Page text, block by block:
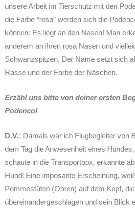
unsere Arbeit im Tierschutz mit den
die Farbe “rosa” werden sich die
können: Es liegt an den Nasen! Man
anderem an ihren rosa Nasen und
Schwanzspitzen. Der Name setzt sich
Rasse und der Farbe der Näschen.
Erzähl uns bitte von deiner ersten
Podenco!
D.V.: Damals war ich Flugbegleiter von
dem Tag die Anwesenheit eines
schaute in die Transportbox, erkannte
Hund! Eine imposante Erscheinung,
Pommestüten (Ohren) auf dem Kopf,
übereinandergeschlagen und sein Blick